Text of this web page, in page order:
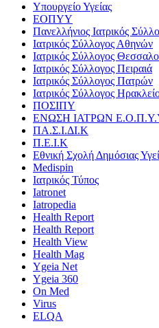
Υπουργείο Υγείας
ΕΟΠΥΥ
Πανελλήνιος Ιατρικός
Ιατρικός Σύλλογος Αθηνών
Ιατρικός Σύλλογος
Ιατρικός Σύλλογος Πειραιά
Ιατρικός Σύλλογος Πατρών
Ιατρικός Σύλλογος
ΠΟΣΙΠΥ
ΕΝΩΣΗ ΙΑΤΡΩΝ
ΠΑ.Σ.Ι.ΔΙ.Κ
Π.Ε.Ι.Κ
Εθνική Σχολή Δημόσιας
Medispin
Ιατρικός Τύπος
Iatronet
Iatropedia
Health Report
Health Report
Health View
Health Mag
Ygeia Net
Ygeia 360
On Med
Virus
ELQA